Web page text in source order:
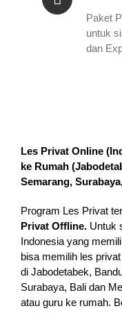
Paket
untuk
dan
Les Privat Online
ke Rumah (
Semarang,
Program Les Privat
Privat Offline. Untuk
Indonesia yang
bisa memilih les
di Jabodetabek,
Surabaya, Bali dan
atau guru ke rumah.